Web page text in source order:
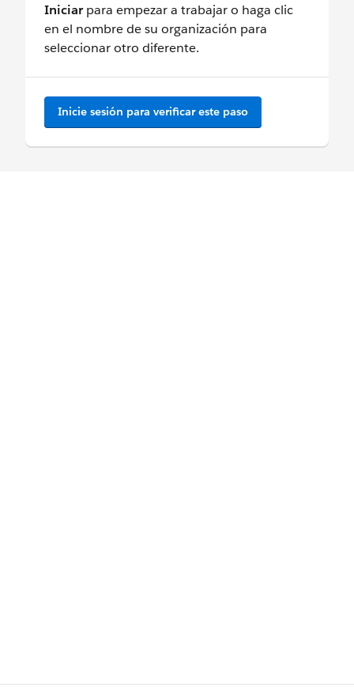
Iniciarpara empezar a trabajar o haga clic
en el nombre de su organización para
seleccionar otro diferente.
Inicie sesión para verificar este paso